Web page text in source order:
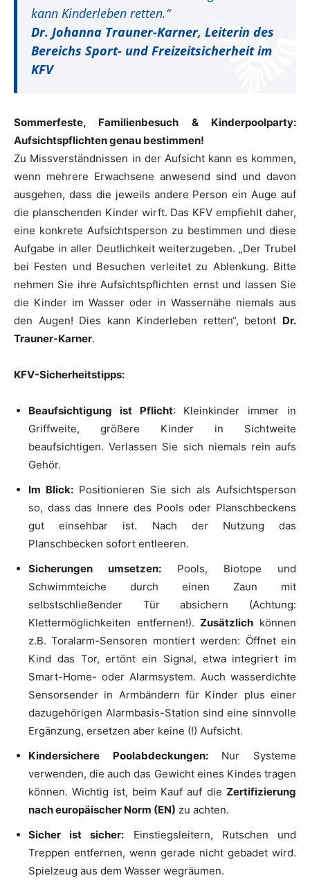
kann Kinderleben retten.“
Dr. Johanna Trauner-Karner, Leiterin des
Bereichs Sport- und Freizeitsicherheit im
KFV
Sommerfeste, Familienbesuch & Kinderpoolparty:
Aufsichtspflichten genau bestimmen!
Zu Missverständnissen in der Aufsicht kann es kommen,
wenn mehrere Erwachsene anwesend sind und davon
ausgehen, dass die jeweils andere Person ein Auge auf
die planschenden Kinder wirft. Das KFV empfiehlt daher,
eine konkrete Aufsichtsperson zu bestimmen und diese
Aufgabe in aller Deutlichkeit weiterzugeben. „Der Trubel
bei Festen und Besuchen verleitet zu Ablenkung. Bitte
nehmen Sie ihre Aufsichtspflichten ernst und lassen Sie
die Kinder im Wasser oder in Wassernähe niemals aus
den Augen! Dies kann Kinderleben retten“, betont Dr.
Trauner-Karner.
KFV-Sicherheitstipps:
Beaufsichtigung ist Pflicht: Kleinkinder immer in
Griffweite, größere Kinder in Sichtweite
beaufsichtigen. Verlassen Sie sich niemals rein aufs
Gehör.
Im Blick:Positionieren Sie sich als Aufsichtsperson
so, dass das Innere des Pools oder Planschbeckens
gut einsehbar ist. Nach der Nutzung das
Planschbecken sofort entleeren.
Sicherungen umsetzen: Pools, Biotope und
Schwimmteiche durch einen Zaun mit
selbstschließender Tür absichern (Achtung:
Klettermöglichkeiten entfernen!).Zusätzlich können
z.B. Toralarm-Sensoren montiert werden: Öffnet ein
Kind das Tor, ertönt ein Signal, etwa integriert im
Smart-Home- oder Alarmsystem. Auch wasserdichte
Sensorsender in Armbändern für Kinder plus einer
dazugehörigen Alarmbasis-Station sind eine sinnvolle
Ergänzung, ersetzen aber keine (!) Aufsicht.
Kindersichere Poolabdeckungen:Nur Systeme
verwenden, die auch das Gewicht eines Kindes tragen
können. Wichtig ist, beim Kauf auf die Zertifizierung
nach europäischer Norm (EN) zu achten.
Sicher ist sicher: Einstiegsleitern, Rutschen und
Treppen entfernen, wenn gerade nicht gebadet wird.
Spielzeug aus dem Wasser wegräumen.